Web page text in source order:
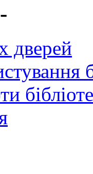
дверей